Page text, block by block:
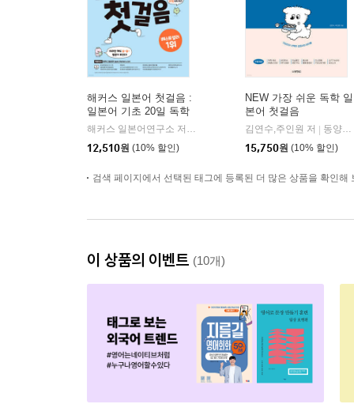
해커스 일본어 첫걸음 :
일본어 기초 20일 독학
완성!
해커스 일본어연구소 저
| 해커스어학연구소
12,510원 (10% 할인)
NEW 가장 쉬운 독학 일
본어 첫걸음
김연수,주인원 저
동양북스(동양books)
15,750원 (10% 할인)
검색 페이지에서 선택된 태그에 등록된 더 많은 상품을 확인해
이 상품의 이벤트 (10개)